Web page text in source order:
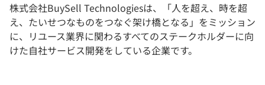
株式会社BuySell Technologiesは、「人を超え、時を超
え、たいせつなものをつなぐ架け橋となる」をミッション
に、リユース業界に関わるすべてのステークホルダーに向
けた自社サービス開発をしている企業です。